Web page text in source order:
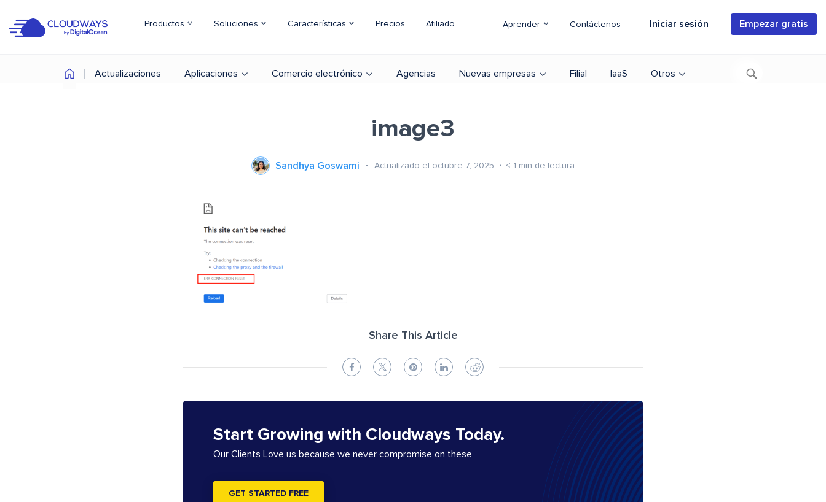
Productos Soluciones Características Precios Afiliado Aprender Contáctenos Iniciar sesión Empezar gratis
Actualizaciones Aplicaciones Comercio electrónico Agencias Nuevas empresas Filial IaaS Otros
image3
Sandhya Goswami Actualizado el octubre 7, 2025 < 1 min de lectura
Share This Article
Start Growing with Cloudways Today.
Our Clients Love us because we never compromise on these
GET STARTED FREE